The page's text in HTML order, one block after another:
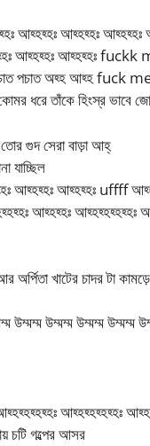
আহ্হহ্হঃ আহ্হহ্হঃ
আহ্হহ্হঃ আহ্হহ্হঃ
পচাত অহ্হ আহ্হ fuck
ধরে তাঁকে হিংস্র
গুদ সেরা বাড়া আহ্
যাচ্ছিল
আহ্হহ্হঃ আহ্হহ্হঃ uffff
আহ্হহ্হঃ আহ্হহ্হহ্হহ্হঃ
অর্পিতা খাটের চাদর টা
উম্মম্ম উম্মম্ম উম্মম্ম উম্মম্ম
আহ্হহ্হহ্হহ্হঃ
চটি গল্পের আসর